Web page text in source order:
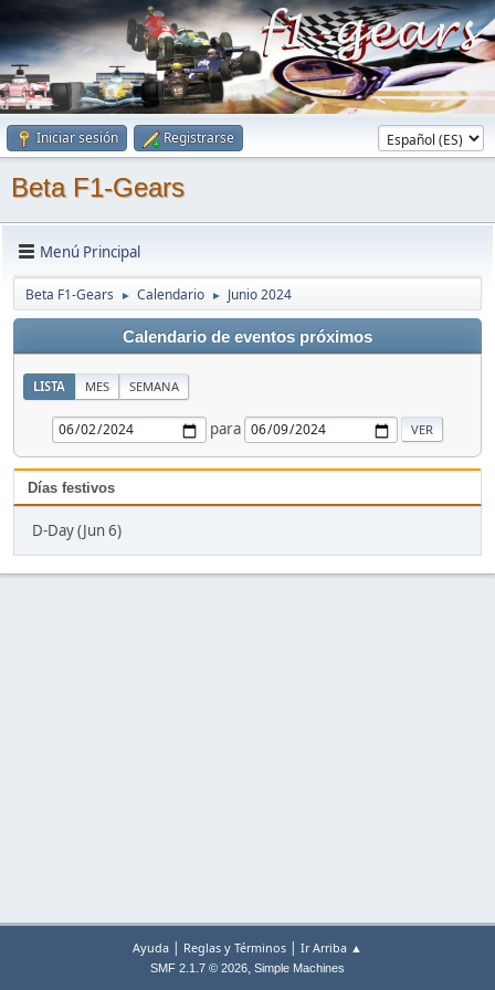
Iniciar sesión Registrarse
Beta F1-Gears
Menú Principal
Beta F1-Gears ► Calendario ► Junio 2024
Calendario de eventos próximos
LISTA MES SEMANA
para
Días festivos
D-Day (Jun 6)
Ayuda | Reglas y Términos | Ir Arriba ▲
SMF 2.1.7 © 2026, Simple Machines